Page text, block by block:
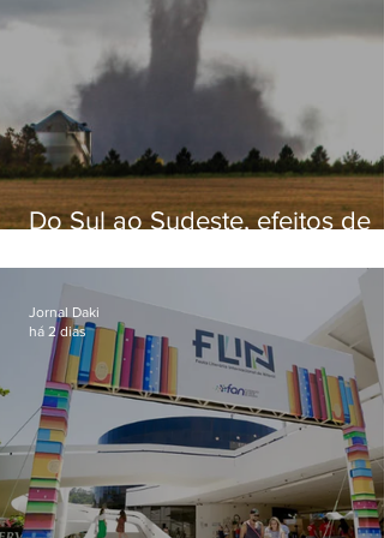
Do Sul ao Sudeste, efeitos de
apreensão na população
Jornal Daki
há 2 dias